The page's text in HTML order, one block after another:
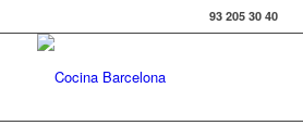
93 205 30 40